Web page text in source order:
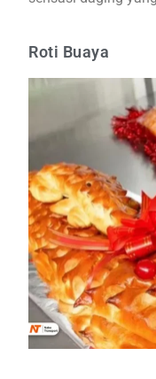
Roti Buaya